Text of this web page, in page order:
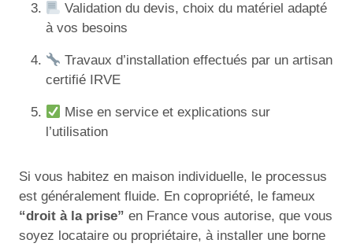
Validation du devis, choix du matériel adapté
à vos besoins
Travaux d’installation effectués par un artisan
certifié IRVE
Mise en service et explications sur
l’utilisation
Si vous habitez en maison individuelle, le processus
est généralement fluide. En copropriété, le fameux
“droit à la prise” en France vous autorise, que vous
soyez locataire ou propriétaire, à installer une borne